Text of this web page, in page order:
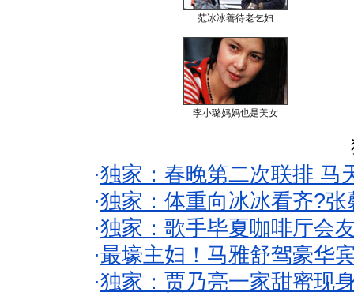
范冰冰善待老乞妇
李小璐妈妈也是美女
·独家：春晚第二次联排 马
·独家：体重向冰冰看齐?
·独家：歌手毕夏咖啡厅会
·最壕主妇！马雅舒驾豪华
·独家：贾乃亮一家甜蜜现